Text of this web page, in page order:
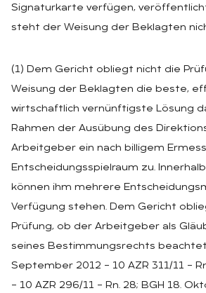
Signaturkarte verfügen,
steht der Weisung der Beklagten
(1) Dem Gericht obliegt nicht die
Weisung der Beklagten die beste,
wirtschaftlich vernünftigste Lösung
Rahmen der Ausübung des
Arbeitgeber ein nach billigem
Entscheidungsspielraum zu.
können ihm mehrere
Verfügung stehen. Dem Gericht
Prüfung, ob der Arbeitgeber als
seines Bestimmungsrechts beachtet
September 2012 – 10 AZR 311/11 –
– 10 AZR 296/11 – Rn. 28; BGH 18.